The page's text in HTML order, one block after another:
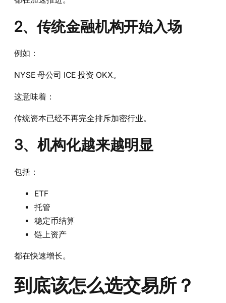
2、传统金融机构开始入场
例如：
NYSE 母公司 ICE 投资 OKX。
这意味着：
传统资本已经不再完全排斥加密行业。
3、机构化越来越明显
包括：
ETF
托管
稳定币结算
链上资产
都在快速增长。
到底该怎么选交易所？